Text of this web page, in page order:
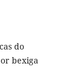
do
bexiga